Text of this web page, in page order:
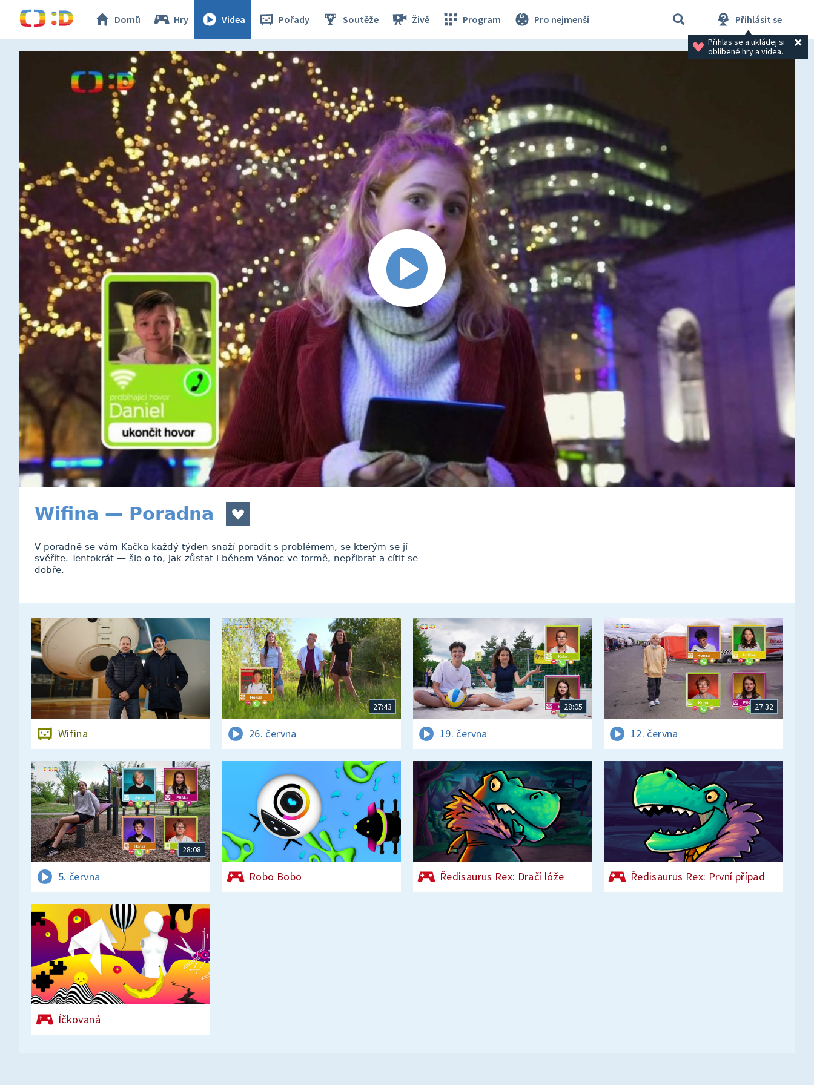
Domů Hry Videa Pořady Soutěže Živě Program Pro nejmenší Přihlásit se
Přihlas se a ukládej si
oblíbené hry a videa.
Wifina — Poradna
V poradně se vám Kačka každý týden snaží poradit s problémem, se kterým se jí
svěříte. Tentokrát — šlo o to, jak zůstat i během Vánoc ve formě, nepřibrat a cítit se
dobře.
Wifina
27:43
26. června
28:05
19. června
27:32
12. června
28:08
5. června Robo Bobo Ředisaurus Rex: Dračí lóže Ředisaurus Rex: První případ
Íčkovaná